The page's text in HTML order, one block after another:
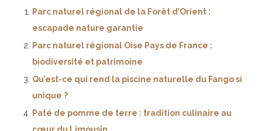
Parc naturel régional de la Forêt d’Orient :
escapade nature garantie
Parc naturel régional Oise Pays de France :
biodiversité et patrimoine
Qu’est-ce qui rend la piscine naturelle du Fango si
unique ?
Paté de pomme de terre : tradition culinaire au
cœur du Limousin